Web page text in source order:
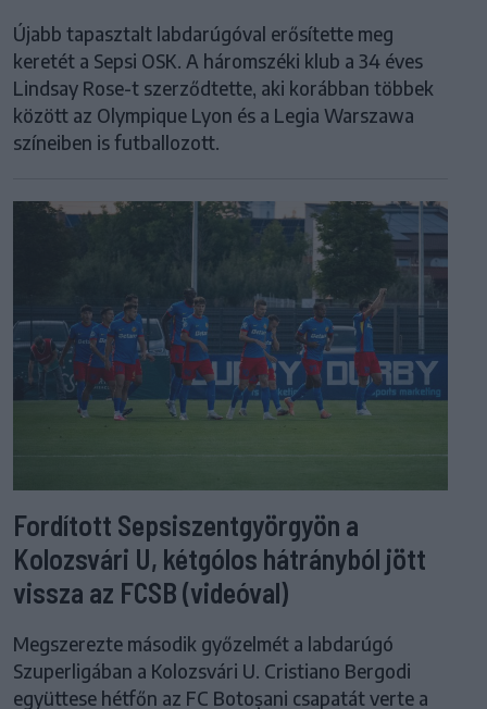
Újabb tapasztalt labdarúgóval erősítette meg
keretét a Sepsi OSK. A háromszéki klub a 34 éves
Lindsay Rose-t szerződtette, aki korábban többek
között az Olympique Lyon és a Legia Warszawa
színeiben is futballozott.
Fordított Sepsiszentgyörgyön a
Kolozsvári U, kétgólos hátrányból jött
vissza az FCSB (videóval)
Megszerezte második győzelmét a labdarúgó
Szuperligában a Kolozsvári U. Cristiano Bergodi
együttese hétfőn az FC Botoșani csapatát verte a